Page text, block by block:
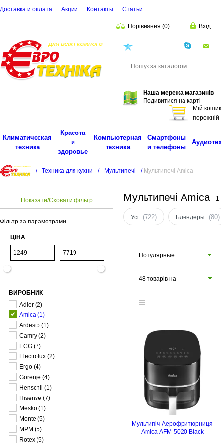
Доставка и оплата Акции Контакты Cтатьи
Порівняння (0) Вхід
Наша мережа магазинів
Подивитися на карті
Мій кошик
порожній
Климатическая
техника
Красота
и
здоровье
Компьютерная
техника
Смартфоны
и телефоны
/ Техника для кухни / Мультипечі / Мультипечі Amica
Показати/Сховати фільтр
Фільтр за параметрами
ЦІНА
ВИРОБНИК
Adler (2)
Amica (1)
Ardesto (1)
Camry (2)
ECG (7)
Electrolux (2)
Ergo (4)
Gorenje (4)
Henschll
(1)
Hisense (7)
Mesko (1)
Monte (5)
MPM (5)
Rotex (5)
Мультипечі Amica 1
Усі (722) Блендеры (80)
Популярные
48 товарів на
Мультипіч-Аерофритюрниця
Amica AFM-5020 Black